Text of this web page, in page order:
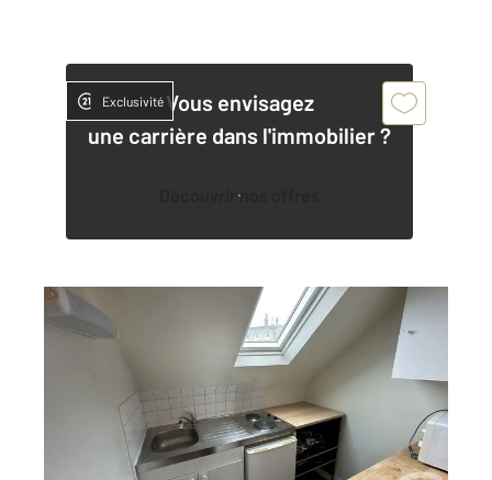
Vous envisagez
une carrière dans l'immobilier ?
Découvrir nos offres
Exclusivité
LE MANS 72
14,63 m
Appartement Studio à louer
355 €
par mois charges comprises